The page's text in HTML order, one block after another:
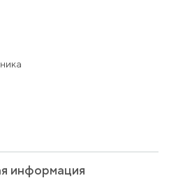
информация